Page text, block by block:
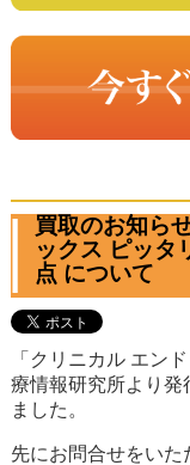
買取のお知ら
ックス ピッタ
点 について
「クリニカル エン
療情報研究所より発
ました。
先にお問合せをいた